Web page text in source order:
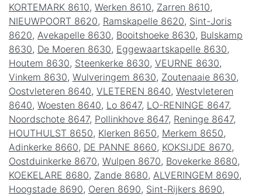
KORTEMARK 8610, Werken 8610, Zarren 8610,
NIEUWPOORT 8620, Ramskapelle 8620, Sint-Joris
8620, Avekapelle 8630, Booitshoeke 8630, Bulskamp
8630, De Moeren 8630, Eggewaartskapelle 8630,
Houtem 8630, Steenkerke 8630, VEURNE 8630,
Vinkem 8630, Wulveringem 8630, Zoutenaaie 8630,
Oostvleteren 8640, VLETEREN 8640, Westvleteren
8640, Woesten 8640, Lo 8647, LO-RENINGE 8647,
Noordschote 8647, Pollinkhove 8647, Reninge 8647,
HOUTHULST 8650, Klerken 8650, Merkem 8650,
Adinkerke 8660, DE PANNE 8660, KOKSIJDE 8670,
Oostduinkerke 8670, Wulpen 8670, Bovekerke 8680,
KOEKELARE 8680, Zande 8680, ALVERINGEM 8690,
Hoogstade 8690, Oeren 8690, Sint-Rijkers 8690,